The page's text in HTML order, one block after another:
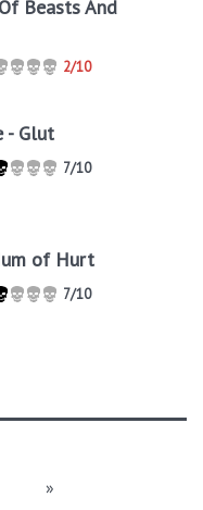
Beasts And
2/10
- Glut
7/10
of Hurt
7/10
»